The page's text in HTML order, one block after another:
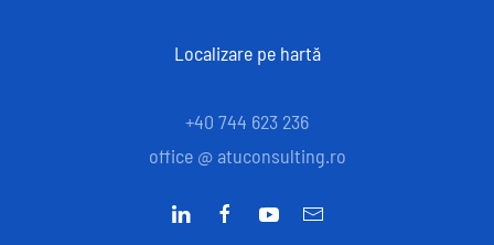
Localizare pe hartă
+40 744 623 236
office @ atuconsulting.ro